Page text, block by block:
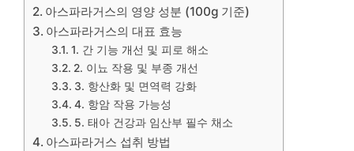
아스파라거스의 영양 성분 (100g 기준)
아스파라거스의 대표 효능
1. 간 기능 개선 및 피로 해소
2. 이뇨 작용 및 부종 개선
3. 항산화 및 면역력 강화
4. 항암 작용 가능성
5. 태아 건강과 임산부 필수 채소
아스파라거스 섭취 방법